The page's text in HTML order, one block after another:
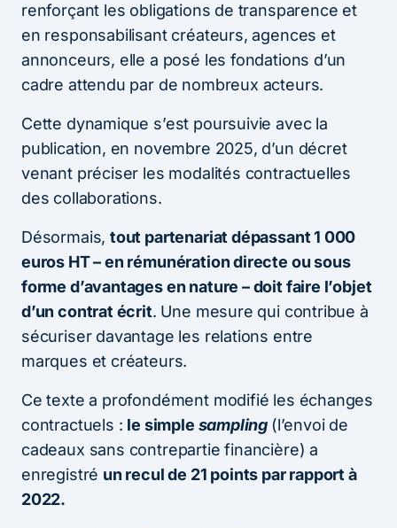
renforçant les obligations de transparence et
en responsabilisant créateurs, agences et
annonceurs, elle a posé les fondations d’un
cadre attendu par de nombreux acteurs.
Cette dynamique s’est poursuivie avec la
publication, en novembre 2025, d’un décret
venant préciser les modalités contractuelles
des collaborations.
Désormais,tout partenariat dépassant 1 000
euros HT – en rémunération directe ou sous
forme d’avantages en nature – doit faire l’objet
d’un contrat écrit. Une mesure qui contribue à
sécuriser davantage les relations entre
marques et créateurs.
Ce texte a profondément modifié les échanges
contractuels : le simple sampling (l’envoi de
cadeaux sans contrepartie financière) a
enregistré un recul de 21 points par rapport à
2022.